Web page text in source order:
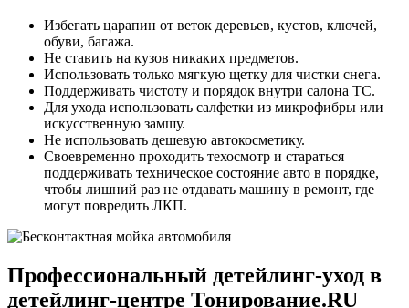
Избегать царапин от веток деревьев, кустов, ключей,
обуви, багажа.
Не ставить на кузов никаких предметов.
Использовать только мягкую щетку для чистки снега.
Поддерживать чистоту и порядок внутри салона ТС.
Для ухода использовать салфетки из микрофибры или
искусственную замшу.
Не использовать дешевую автокосметику.
Своевременно проходить техосмотр и стараться
поддерживать техническое состояние авто в порядке,
чтобы лишний раз не отдавать машину в ремонт, где
могут повредить ЛКП.
Профессиональный детейлинг-уход в
детейлинг-центре Тонирование.RU